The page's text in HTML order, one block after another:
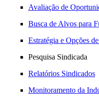
Avaliação de
Busca de Alvos para
Estratégia e Opções
Pesquisa Sindicada
Relatórios Sindicados
Monitoramento da